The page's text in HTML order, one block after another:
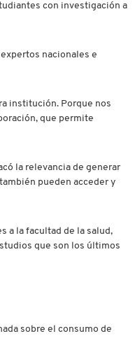
con investigación a
nacionales e
institución. Porque nos
que permite
la relevancia de generar
pueden acceder y
a la facultad de la salud,
que son los últimos
sobre el consumo de